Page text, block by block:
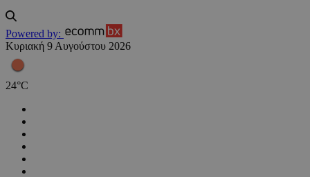
Powered by:
Κυριακή 9 Αυγούστου 2026
24°C